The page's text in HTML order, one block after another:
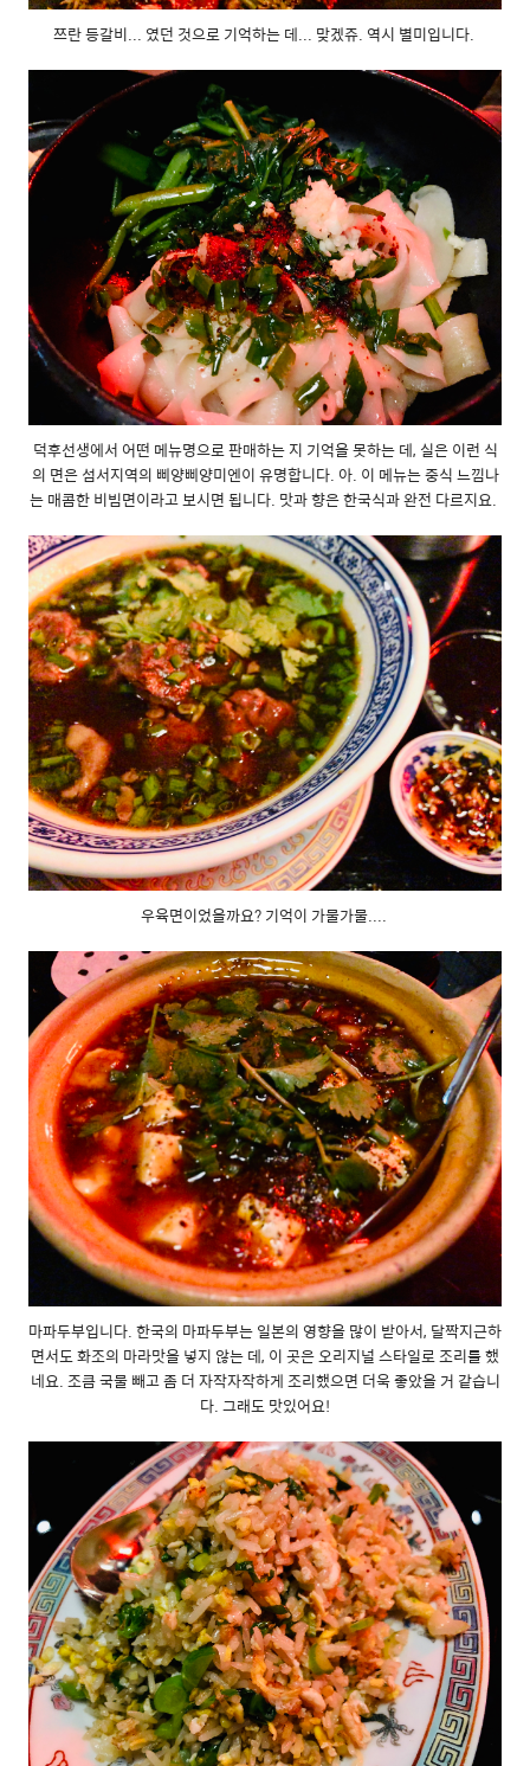
쯔란 등갈비... 였던 것으로 기억하는 데... 맞겠쥬. 역시 별미입니다.
덕후선생에서 어떤 메뉴명으로 판매하는 지 기억을 못하는 데, 실은 이런 식
의 면은 섬서지역의 삐양삐양미엔이 유명합니다. 아. 이 메뉴는 중식 느낌나
는 매콤한 비빔면이라고 보시면 됩니다. 맛과 향은 한국식과 완전 다르지요.
우육면이었을까요? 기억이 가물가물....
마파두부입니다. 한국의 마파두부는 일본의 영향을 많이 받아서, 달짝지근하
면서도 화조의 마라맛을 넣지 않는 데, 이 곳은 오리지널 스타일로 조리를 했
네요. 조큼 국물 빼고 좀 더 자작자작하게 조리했으면 더욱 좋았을 거 같습니
다. 그래도 맛있어요!